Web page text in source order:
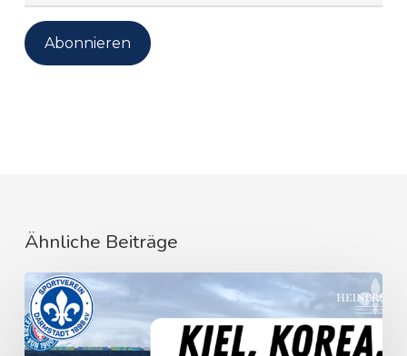
Mail-
Adresse
Abonnieren
Ähnliche Beiträge